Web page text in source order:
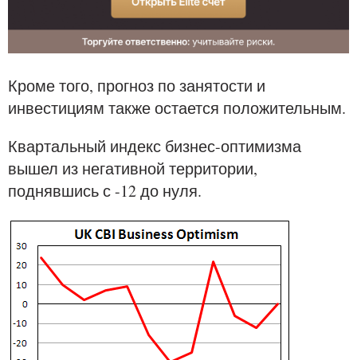
Кроме того, прогноз по занятости и
инвестициям также остается положительным.
Квартальный индекс бизнес-оптимизма
вышел из негативной территории,
поднявшись с -12 до нуля.